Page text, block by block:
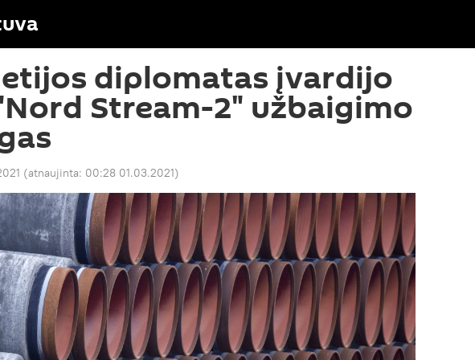
diplomatas įvardijo
Stream-2" užbaigimo
(atnaujinta: 00:28 01.03.2021)